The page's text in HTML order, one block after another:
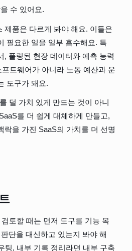
수 있어요.
제품은 다르게 봐야 해요. 이들은
필요한 일을 일부 흡수해요. 특
, 풀링된 현장 데이터와 예측 능력
트웨어가 아니라 노동 예산과 운
도구가 돼요.
덜 가치 있게 만드는 것이 아니
를 더 쉽게 대체하게 만들고,
락을 가진 SaaS의 가치를 더 선명
토할 때는 먼저 도구를 기능 목
단을 대신하고 있는지 봐야 해
팅, 내부 기록 정리라면 내부 구축